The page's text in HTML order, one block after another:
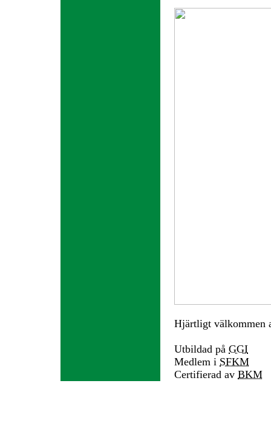
Hjärtligt välkommen
Utbildad på GGI
Medlem i SFKM
Certifierad av BKM